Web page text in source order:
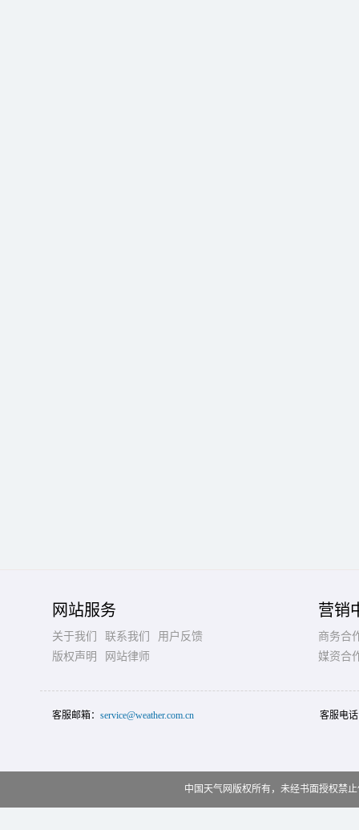
网站服务
关于我们 联系我们
用户反馈
版权声明
网站律师
营销
商务合
媒资合
客服邮箱： service@weather.com.cn 客服电
中国天气网版权所有，未经书面授权